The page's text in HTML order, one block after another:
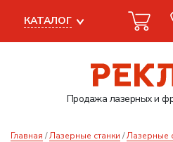
Продажа лазерныхи
КАТАЛОГ
Главная Лазерные станки Лазерные